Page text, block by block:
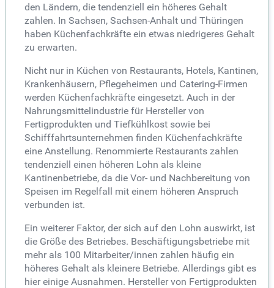
den Ländern, die tendenziell ein höheres Gehalt
zahlen. In Sachsen, Sachsen-Anhalt und Thüringen
haben Küchenfachkräfte ein etwas niedrigeres Gehalt
zu erwarten.
Nicht nur in Küchen von Restaurants, Hotels, Kantinen,
Krankenhäusern, Pflegeheimen und Catering-Firmen
werden Küchenfachkräfte eingesetzt. Auch in der
Nahrungsmittelindustrie für Hersteller von
Fertigprodukten und Tiefkühlkost sowie bei
Schifffahrtsunternehmen finden Küchenfachkräfte
eine Anstellung. Renommierte Restaurants zahlen
tendenziell einen höheren Lohn als kleine
Kantinenbetriebe, da die Vor- und Nachbereitung von
Speisen im Regelfall mit einem höheren Anspruch
verbunden ist.
Ein weiterer Faktor, der sich auf den Lohn auswirkt, ist
die Größe des Betriebes. Beschäftigungsbetriebe mit
mehr als 100 Mitarbeiter/innen zahlen häufig ein
höheres Gehalt als kleinere Betriebe. Allerdings gibt es
hier einige Ausnahmen. Hersteller von Fertigprodukten